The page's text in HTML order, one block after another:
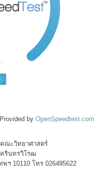
Provided by OpenSpeedtest.com
ณะวิทยาศาสตร์
รินทรวิโรฒ
ฯ 10110 โทร 026495622